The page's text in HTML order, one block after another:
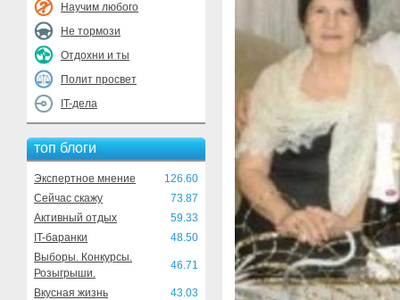
Научим любого
Не тормози
Отдохни и ты
Полит просвет
IT-дела
топ блоги
Экспертное мнение
126.60
Сейчас скажу
73.87
Активный отдых
59.33
IT-баранки
48.50
Выборы. Конкурсы.
Розыгрыши.
46.71
Вкусная жизнь
43.03